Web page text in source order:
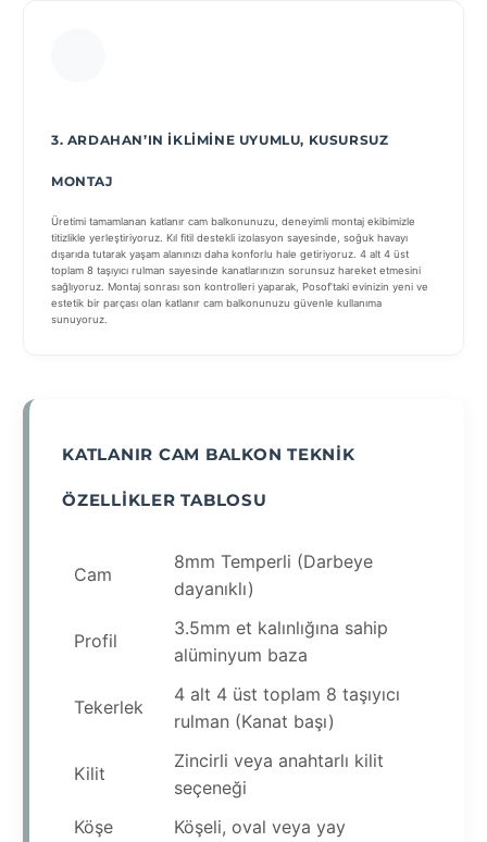
3. ARDAHAN’IN İKLIMINE UYUMLU, KUSURSUZ
MONTAJ
Üretimi tamamlanan katlanır cam balkonunuzu, deneyimli montaj ekibimizle
titizlikle yerleştiriyoruz. Kıl fitil destekli izolasyon sayesinde, soğuk havayı
dışarıda tutarak yaşam alanınızı daha konforlu hale getiriyoruz. 4 alt 4 üst
toplam 8 taşıyıcı rulman sayesinde kanatlarınızın sorunsuz hareket etmesini
sağlıyoruz. Montaj sonrası son kontrolleri yaparak, Posof’taki evinizin yeni ve
estetik bir parçası olan katlanır cam balkonunuzu güvenle kullanıma
sunuyoruz.
KATLANIR CAM BALKON TEKNIK
ÖZELLIKLER TABLOSU
Cam
8mm Temperli (Darbeye
dayanıklı)
Profil
3.5mm et kalınlığına sahip
alüminyum baza
Tekerlek
4 alt 4 üst toplam 8 taşıyıcı
rulman (Kanat başı)
Kilit
Zincirli veya anahtarlı kilit
seçeneği
Köşe
Köşeli, oval veya yay